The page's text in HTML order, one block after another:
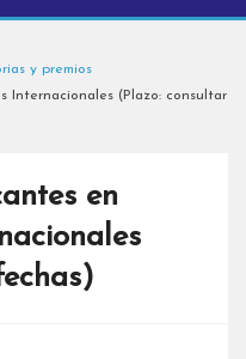
y premios
Internacionales (Plazo: consultar
en